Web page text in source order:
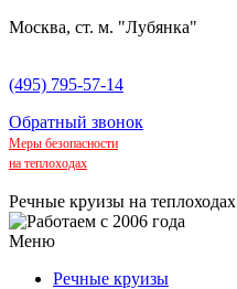
Москва, ст. м. "Лубянка"
(495) 795-57-14
Обратный звонок
Меры безопасности
на теплоходах
Речные круизы на теплоходах
Меню
Речные круизы